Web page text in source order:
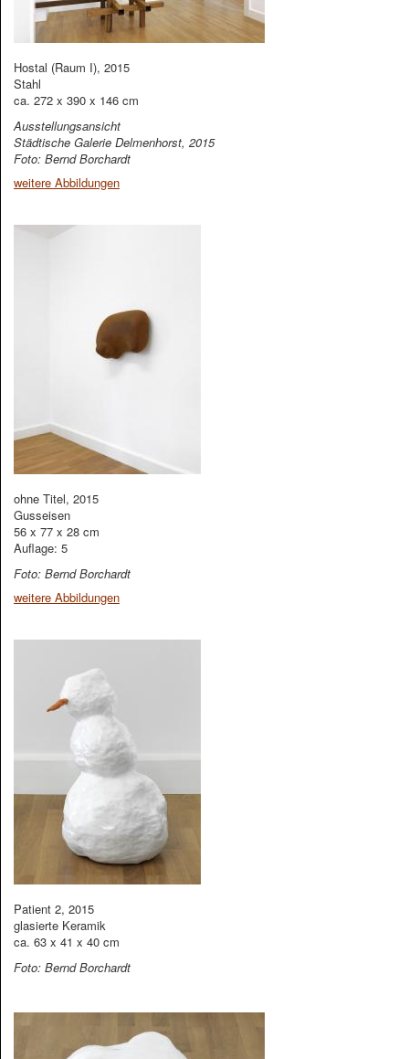
Hostal (Raum I), 2015
Stahl
ca. 272 x 390 x 146 cm
Ausstellungsansicht
Städtische Galerie Delmenhorst, 2015
Foto: Bernd Borchardt
weitere Abbildungen
ohne Titel, 2015
Gusseisen
56 x 77 x 28 cm
Auflage: 5
Foto: Bernd Borchardt
weitere Abbildungen
Patient 2, 2015
glasierte Keramik
ca. 63 x 41 x 40 cm
Foto: Bernd Borchardt